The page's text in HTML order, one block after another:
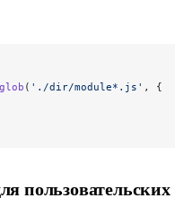
glob ( './dir/module*.js' , {
пользовательских